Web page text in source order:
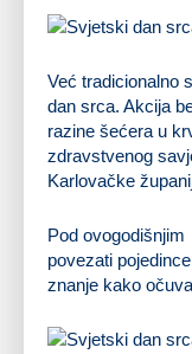
Već tradicionalno
dan srca. Akcija
razine šećera u
zdravstvenog
Karlovačke
Pod ovogodišnjim
povezati
znanje kako